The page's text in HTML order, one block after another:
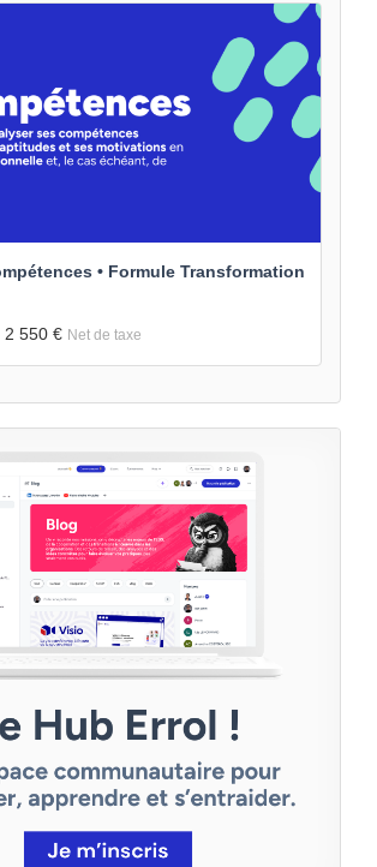
• Formule Transformation
Prix :
2 550 € Net de taxe